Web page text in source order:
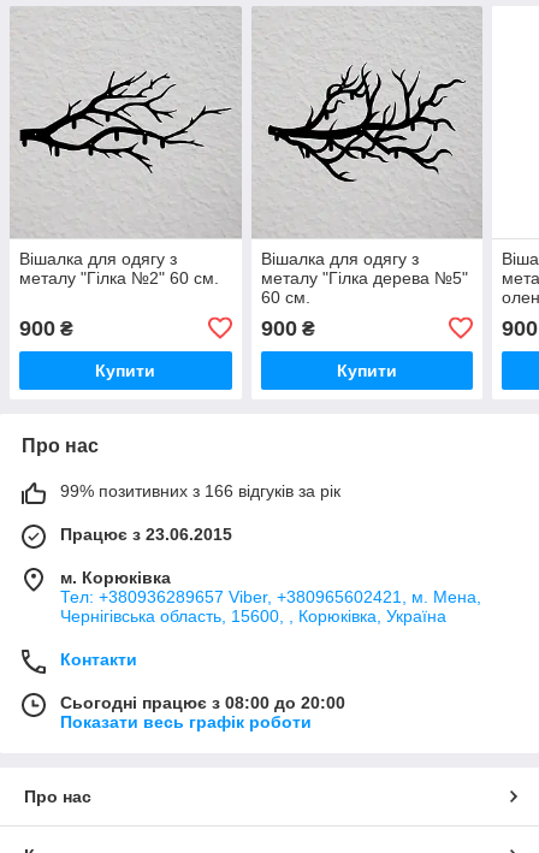
Вішалка для одягу з
металу "Гілка №2" 60 см.
900 ₴
Купити
Вішалка для одягу з
металу "Гілка дерева №5"
60 см.
900₴
Купити
900
Про нас
99% позитивних з 166 відгуків за рік
Працює з 23.06.2015
м. Корюківка
Тел: +380936289657 Viber, +380965602421, м. Мена,
Чернігівська область, 15600, , Корюківка, Україна
Контакти
Сьогодні працює з 08:00 до 20:00
Показати весь графік роботи
Про нас